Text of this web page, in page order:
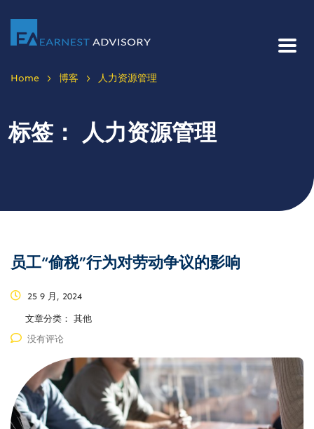
Home > 博客 > 人力资源管理
标签： 人力资源管理
员工“偷税”行为对劳动争议的影响
25 9 月, 2024
文章分类： 其他
没有评论